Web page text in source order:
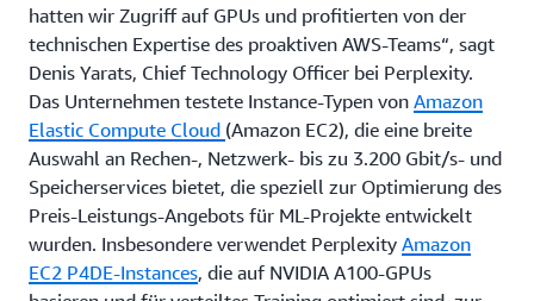
hatten wir Zugriff auf GPUs und profitierten von der
technischen Expertise des proaktiven AWS-Teams“, sagt
Denis Yarats, Chief Technology Officer bei Perplexity.
Das Unternehmen testete Instance-Typen von Amazon
Elastic Compute Cloud (Amazon EC2), die eine breite
Auswahl an Rechen-, Netzwerk- bis zu 3.200 Gbit/s- und
Speicherservices bietet, die speziell zur Optimierung des
Preis-Leistungs-Angebots für ML-Projekte entwickelt
wurden. Insbesondere verwendet Perplexity Amazon
EC2 P4DE-Instances, die auf NVIDIA A100-GPUs